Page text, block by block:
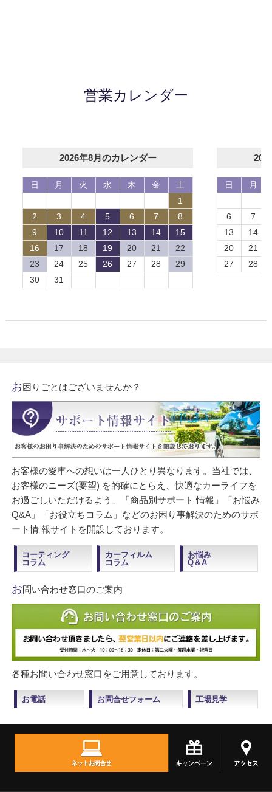
営業カレンダー
2026年8月のカレンダー
日 月 火 水 木 金
土
1
2
3 4 5 6 7
8
9
10 11 12 13 14
15
16
17 18 19 20 21
22
23
24 25 26 27 28
29
30
31
日 月
6
7
13
14
20
21
27
28
お困りごとはございませんか？
お客様の愛車への想いは一人ひとり異なります。当社では、
お客様のニーズ(要望) を的確にとらえ、快適なカーライフを
お過ごしいただけるよう、「商品別サポート 情報」「お悩み
Q&A」「お役立ちコラム」などのお困り事解決のためのサポ
ート情 報サイトを開設しております。
コーティング
コラム
カーフィルム
コラム
お悩み
Q＆A
お問い合わせ窓口のご案内
各種お問い合わせ窓口をご用意しております。
お電話 お問合せフォーム 工場見学